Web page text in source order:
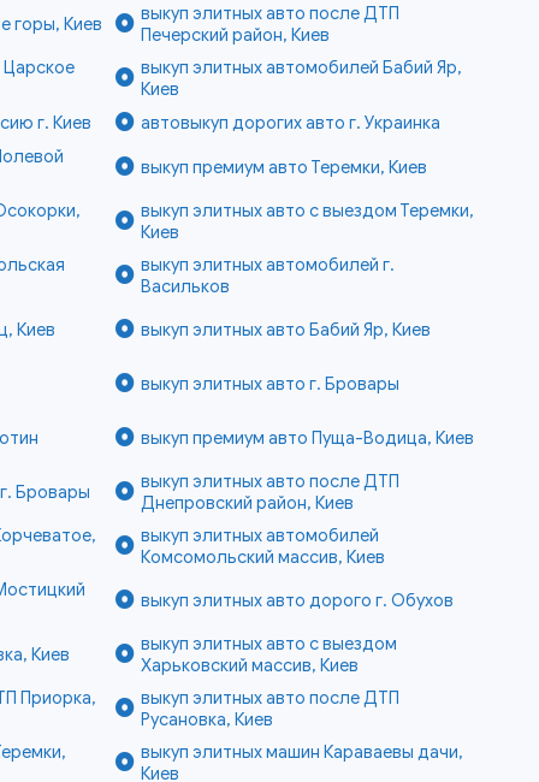
горы, Киев
выкуп элитных авто после ДТП
Печерский район, Киев
Царское
выкуп элитных автомобилей Бабий Яр,
Киев
г. Киев
автовыкуп дорогих авто г. Украинка
выкуп премиум авто Теремки, Киев
выкуп элитных авто с выездом Теремки,
Киев
выкуп элитных автомобилей г.
Васильков
Киев
выкуп элитных авто Бабий Яр, Киев
выкуп элитных авто г. Бровары
выкуп премиум авто Пуща-Водица, Киев
Бровары
выкуп элитных авто после ДТП
Днепровский район, Киев
выкуп элитных автомобилей
Комсомольский массив, Киев
выкуп элитных авто дорого г. Обухов
Киев
выкуп элитных авто с выездом
Харьковский массив, Киев
Приорка,
выкуп элитных авто после ДТП
Русановка, Киев
выкуп элитных машин Караваевы дачи,
Киев